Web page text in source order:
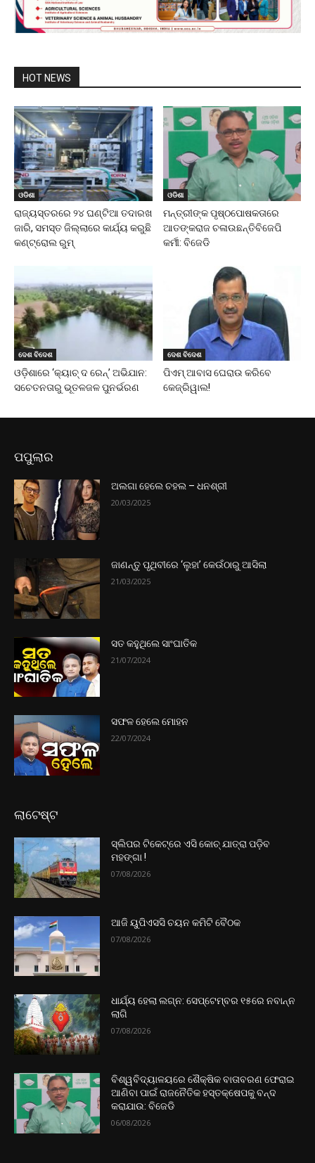
HOT NEWS
ଓଡିଶା
ରାଜ୍ୟସ୍ତରରେ ୨୪ ଘଣ୍ଟିଆ ତଦାରଖ
ଜାରି, ସମସ୍ତ ଜିଲ୍ଲାରେ କାର୍ଯ୍ୟ କରୁଛି
କଣ୍ଟ୍ରୋଲ ରୁମ୍
ଓଡିଶା
ମନ୍ତ୍ରୀଙ୍କ ପୃଷ୍ଠପୋଷକତାରେ
ଆତଙ୍କରାଜ ଚଳାଉଛନ୍ତି ବିଜେପି
କର୍ମୀ: ବିଜେଡି
ଦେଶ ବିଦେଶ
ଓଡ଼ିଶାରେ ‘କ୍ୟାଚ୍ ଦ ରେନ୍’ ଅଭିଯାନ:
ସଚେତନତାରୁ ଭୂତଳଜଳ ପୁନର୍ଭରଣ
ଦେଶ ବିଦେଶ
ପିଏମ୍ ଆବାସ ଘେରାଉ କରିବେ
କେଜ୍ରିୱାଲ!
ପପୁଲାର
ଅଲଗା ହେଲେ ଚହଲ – ଧନଶ୍ରୀ
20/03/2025
ଜାଣନ୍ତୁ ପୃଥିବୀରେ ‘ଲୁହା’ କେଉଁଠାରୁ ଆସିଲା
21/03/2025
ସତ କହୁଥିଲେ ସାଂଘାତିକ
21/07/2024
ସଫଳ ହେଲେ ମୋହନ
22/07/2024
ଲାଟେଷ୍ଟ
ସ୍ଲିପର ଟିକେଟ୍‌ରେ ଏସି କୋଚ୍‌ ଯାତ୍ରା ପଡ଼ିବ
ମହଙ୍ଗା !
07/08/2026
ଆଜି ୟୁପିଏସସି ଚୟନ କମିଟି ବୈଠକ
07/08/2026
ଧାର୍ଯ୍ୟ ହେଲା ଲଗ୍ନ: ସେପ୍ଟେମ୍ବର ୧୫ରେ ନବାନ୍ନ
ଲାଗି
07/08/2026
ବିଶ୍ୱବିଦ୍ୟାଳୟରେ ଶୈକ୍ଷିକ ବାତାବରଣ ଫେରାଇ
ଆଣିବା ପାଇଁ ରାଜନୈତିକ ହସ୍ତକ୍ଷେପକୁ ବନ୍ଦ
କରାଯାଉ: ବିଜେଡି
06/08/2026